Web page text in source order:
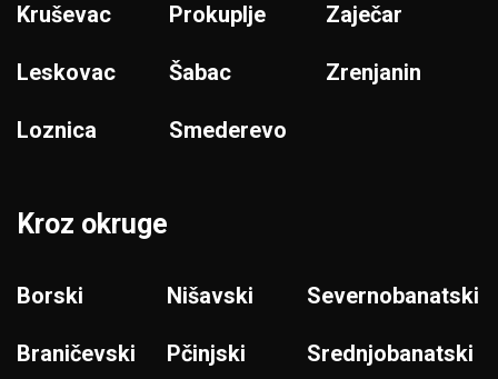
Kruševac
Leskovac
Loznica
Prokuplje
Šabac
Smederevo
Zaječar
Zrenjanin
Kroz okruge
Borski
Braničevski
Nišavski
Pčinjski
Severnobanatski
Srednjobanatski